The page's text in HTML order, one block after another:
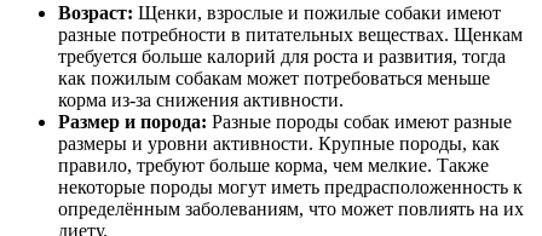
Возраст: Щенки, взрослые и пожилые собаки имеют
разные потребности в питательных веществах. Щенкам
требуется больше калорий для роста и развития, тогда
как пожилым собакам может потребоваться меньше
корма из-за снижения активности.
Размер и порода: Разные породы собак имеют разные
размеры и уровни активности. Крупные породы, как
правило, требуют больше корма, чем мелкие. Также
некоторые породы могут иметь предрасположенность к
определённым заболеваниям, что может повлиять на их
диету.